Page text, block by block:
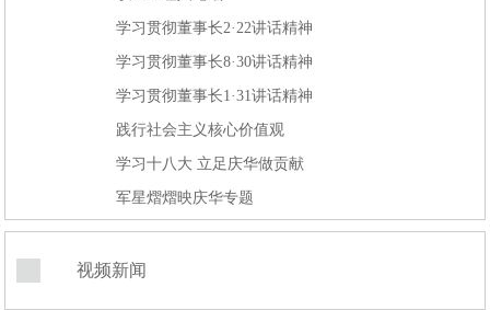
学习贯彻董事长2·22讲话精神
学习贯彻董事长8·30讲话精神
学习贯彻董事长1·31讲话精神
践行社会主义核心价值观
学习十八大 立足庆华做贡献
军星熠熠映庆华专题
视频新闻